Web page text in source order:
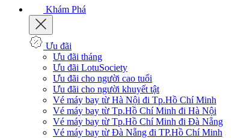
Khám Phá
Ưu đãi
Ưu đãi tháng
Ưu đãi LotuSociety
Ưu đãi cho người cao tuổi
Ưu đãi cho người khuyết tật
Vé máy bay từ Hà Nội đi Tp.Hồ Chí Minh
Vé máy bay từ Tp.Hồ Chí Minh đi Hà Nội
Vé máy bay từ Tp.Hồ Chí Minh đi Đà Nẵng
Vé máy bay từ Đà Nẵng đi TP.Hồ Chí Minh